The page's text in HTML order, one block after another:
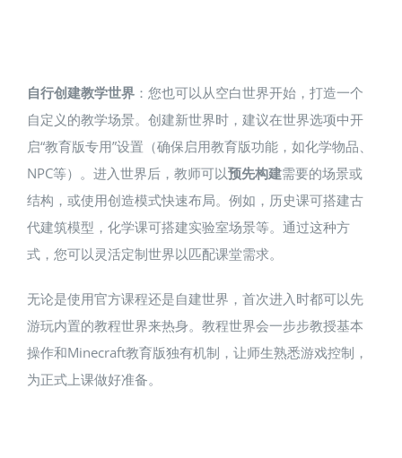
自行创建教学世界：您也可以从空白世界开始，打造一个
自定义的教学场景。创建新世界时，建议在世界选项中开
启“教育版专用”设置（确保启用教育版功能，如化学物品、
NPC等）。进入世界后，教师可以预先构建需要的场景或
结构，或使用创造模式快速布局。例如，历史课可搭建古
代建筑模型，化学课可搭建实验室场景等。通过这种方
式，您可以灵活定制世界以匹配课堂需求。
无论是使用官方课程还是自建世界，首次进入时都可以先
游玩内置的教程世界来热身​。教程世界会一步步教授基本
操作和Minecraft教育版独有机制，让师生熟悉游戏控制，
为正式上课做好准备。